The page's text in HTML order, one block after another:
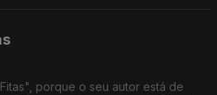
porque o seu autor está de